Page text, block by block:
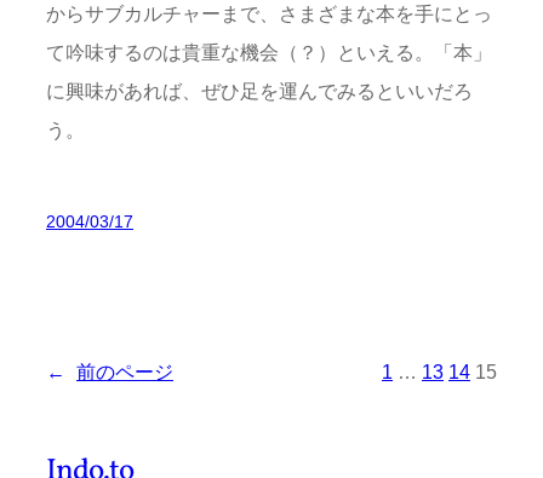
からサブカルチャーまで、さまざまな本を手にとっ
て吟味するのは貴重な機会（？）といえる。「本」
に興味があれば、ぜひ足を運んでみるといいだろ
う。
2004/03/17
← 前のページ 1 … 13 14 15